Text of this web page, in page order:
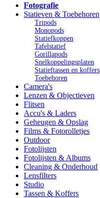
Fotografie
Camera's
Lenzen & Objectieven
Flitsen
Accu's & Laders
Geheugen & Opslag
Films & Fotorolletjes
Outdoor
Fotolijsten
Fotolijsten & Albums
Cleaning & Onderhoud
Lensfilters
Studio
Tassen & Koffers
Statieven & Toebehoren
Tripods
Monopods
Statiefkoppen
Tafelstatief
Gorillapods
Snelkoppelingsplaten
Statieftassen en koffers
Toebehoren